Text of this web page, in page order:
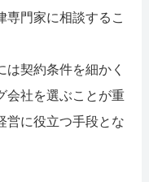
専門家に相談するこ
契約条件を細かく
会社を選ぶことが重
営に役立つ手段とな